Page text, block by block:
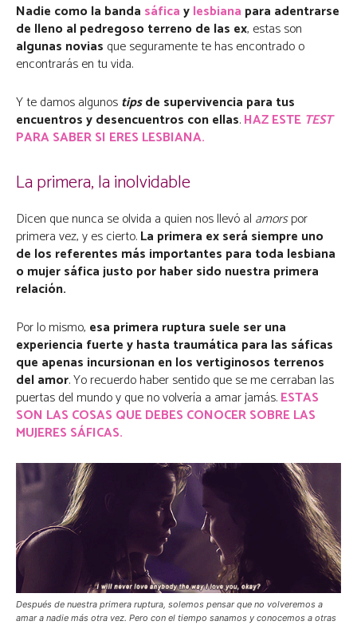
Nadie como la banda sáficaylesbiana para adentrarse
de lleno al pedregoso terreno de las ex, estas son
algunas novias que seguramente te has encontrado o
encontrarás en tu vida.
Y te damos algunostipsde supervivencia para tus
encuentros y desencuentros con ellas.HAZ ESTE TEST
PARA SABER SI ERES LESBIANA.
La primera, la inolvidable
Dicen que nunca se olvida a quien nos llevó al amorspor
primera vez, y es cierto.La primera ex será siempre uno
de los referentes más importantes para toda lesbiana
o mujer sáfica justo por haber sido nuestra primera
relación.
Por lo mismo, esa primera ruptura suele ser una
experiencia fuerte y hasta traumática para las sáficas
que apenas incursionan en los vertiginosos terrenos
del amor. Yo recuerdo haber sentido que se me cerraban las
puertas del mundo y que no volvería a amar jamás.ESTAS
SON LAS COSAS QUE DEBES CONOCER SOBRE LAS
MUJERES SÁFICAS.
Después de nuestra primera ruptura, solemos pensar que no volveremos a
amar a nadie más otra vez. Pero con el tiempo sanamos y conocemos a otras